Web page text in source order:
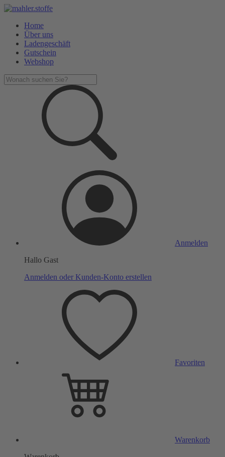
Home
Über uns
Ladengeschäft
Gutschein
Webshop
Anmelden
Hallo Gast
Anmelden oder Kunden-Konto erstellen
Favoriten
Warenkorb